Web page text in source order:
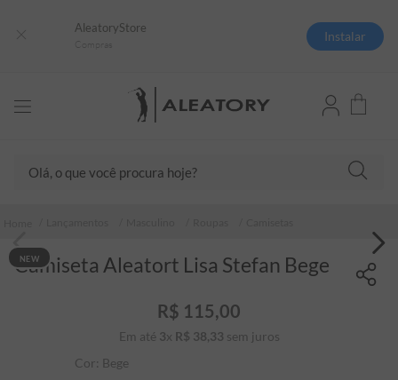
AleatoryStore
Instalar
NEW
Camiseta Aleatort Lisa Stefan Bege
R$ 115,00
Em até 3x R$ 38,33 sem juros
Cor: Bege
2º
camiseta listrada
4 º
camiseta